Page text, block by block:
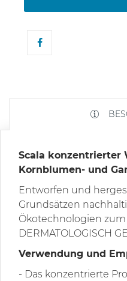
Scala konzentrierter
Kornblumen- und
Entworfen und
Grundsätzen
Ökotechnologien
DERMATOLOGISCH
Verwendung und
- Das konzentrierte